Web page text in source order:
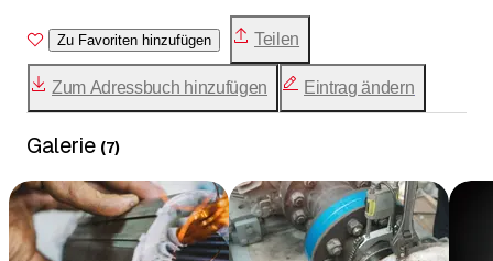
Zu Favoriten hinzufügen Teilen
Zum Adressbuch hinzufügen Eintrag ändern
Galerie (7)